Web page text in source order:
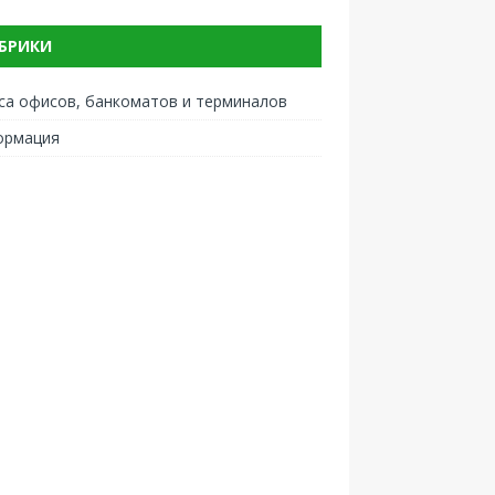
офисов, банкоматов и терминалов